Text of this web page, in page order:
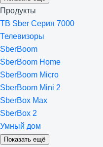
Продукты
ТВ Sber Серия 7000
Телевизоры
SberBoom
SberBoom Home
SberBoom Micro
SberBoom Mini 2
SberBox Max
SberBox 2
Умный дом
Показать ещё